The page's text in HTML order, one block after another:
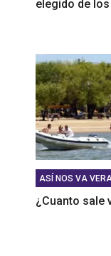
elegido de
ASÍ NOS VA
¿Cuanto sale